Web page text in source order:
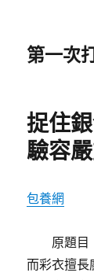
第一次
捉住
驗容
包養網
原題目
而彩衣擅長